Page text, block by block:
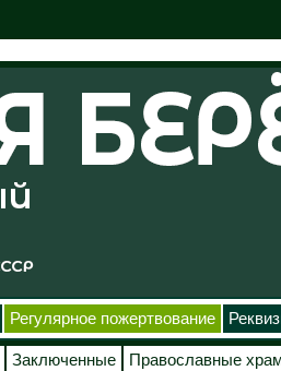
Регулярное пожертвование
Заключенные Православные